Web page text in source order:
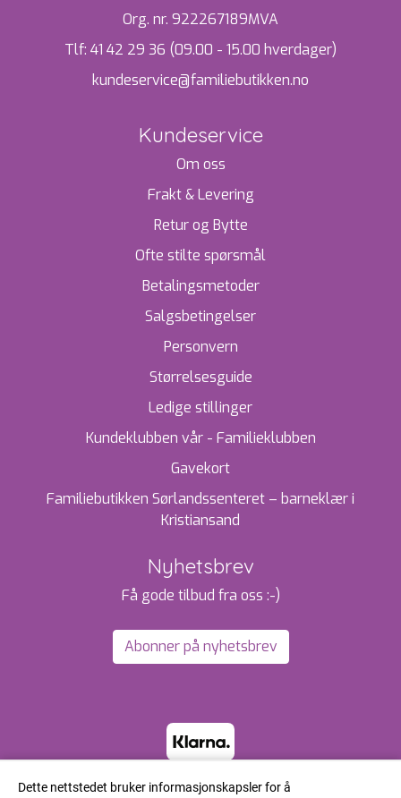
Org. nr. 922267189MVA
Tlf: 41 42 29 36 (09.00 - 15.00 hverdager)
kundeservice@familiebutikken.no
Kundeservice
Om oss
Frakt & Levering
Retur og Bytte
Ofte stilte spørsmål
Betalingsmetoder
Salgsbetingelser
Personvern
Størrelsesguide
Ledige stillinger
Kundeklubben vår - Familieklubben
Gavekort
Familiebutikken Sørlandssenteret – barneklær i
Kristiansand
Nyhetsbrev
Få gode tilbud fra oss :-)
Abonner på nyhetsbrev
Dette nettstedet bruker informasjonskapsler for å